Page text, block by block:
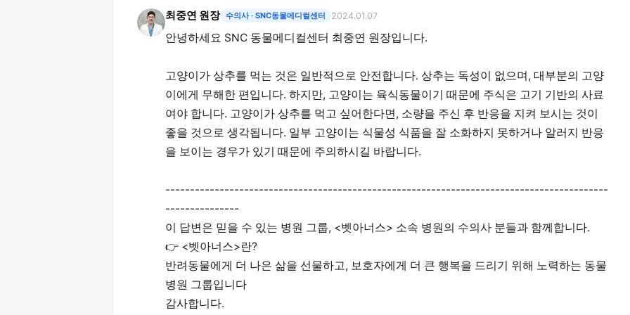
최중연 원장 수의사· SNC동물메디컬센터 2024.01.07
안녕하세요 SNC 동물메디컬센터 최중연 원장입니다.
고양이가 상추를 먹는 것은 일반적으로 안전합니다. 상추는 독성이 없으며, 대부분의 고양
이에게 무해한 편입니다. 하지만, 고양이는 육식동물이기 때문에 주식은 고기 기반의 사료
여야 합니다. 고양이가 상추를 먹고 싶어한다면, 소량을 주신 후 반응을 지켜 보시는 것이
좋을 것으로 생각됩니다. 일부 고양이는 식물성 식품을 잘 소화하지 못하거나 알러지 반응
을 보이는 경우가 있기 때문에 주의하시길 바랍니다.
------------------------------------------------------------------------------------------
---------------
이 답변은 믿을 수 있는 병원 그룹, <벳아너스> 소속 병원의 수의사 분들과 함께합니다.
👉 <벳아너스>란?
반려동물에게 더 나은 삶을 선물하고, 보호자에게 더 큰 행복을 드리기 위해 노력하는 동물
병원 그룹입니다
감사합니다.